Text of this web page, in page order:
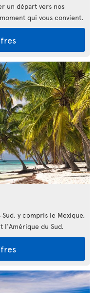
un départ vers nos
qui vous convient.
y compris le Mexique,
l'Amérique du Sud.